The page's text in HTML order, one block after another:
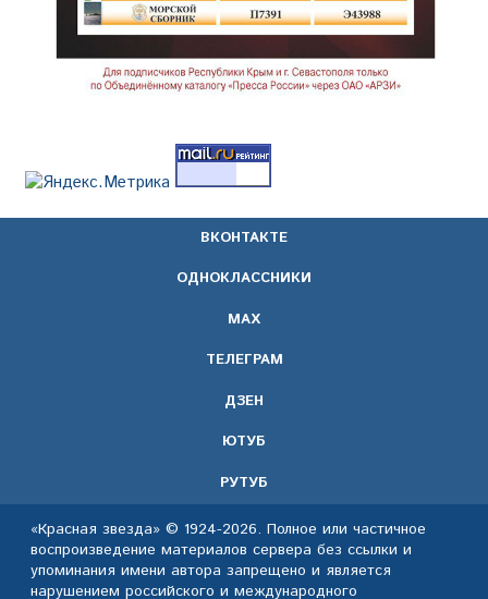
ВКОНТАКТЕ
ОДНОКЛАССНИКИ
МАХ
ТЕЛЕГРАМ
ДЗЕН
ЮТУБ
РУТУБ
«Красная звезда» © 1924-2026. Полное или частичное
воспроизведение материалов сервера без ссылки и
упоминания имени автора запрещено и является
нарушением российского и международного